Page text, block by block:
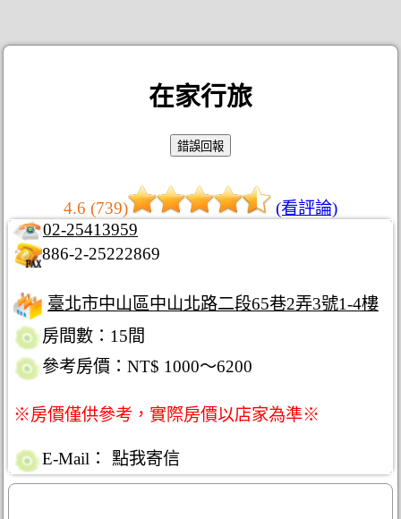
在家行旅
4.6 (739)
(看評論)
02-25413959
886-2-25222869
臺北市中山區中山北路二段65巷2弄3號1-4樓
房間數：15間
參考房價：NT$ 1000～6200
※房價僅供參考，實際房價以店家為準※
E-Mail： 點我寄信